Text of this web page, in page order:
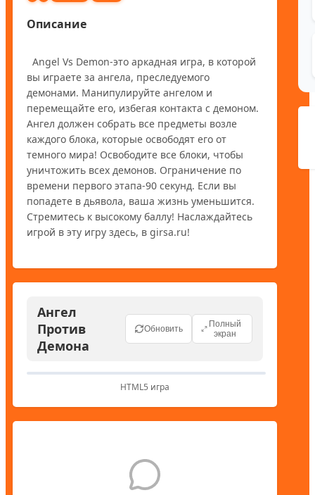
Описание
вы играете за ангела, преследуемого
демонами. Манипулируйте ангелом и
перемещайте его, избегая контакта с демоном.
Ангел должен собрать все предметы возле
каждого блока, которые освободят его от
темного мира! Освободите все блоки, чтобы
уничтожить всех демонов. Ограничение по
времени первого этапа-90 секунд. Если вы
попадете в дьявола, ваша жизнь уменьшится.
Стремитесь к высокому баллу! Наслаждайтесь
Ангел
Против
Демона
Обновить
Полный
экран
HTML5 игра